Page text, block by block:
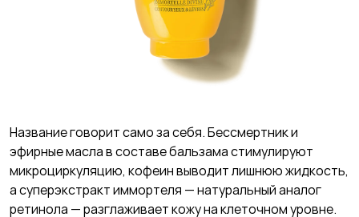
Название говорит само за себя. Бессмертник и
эфирные масла в составе бальзама стимулируют
микроциркуляцию, кофеин выводит лишнюю жидкость,
а суперэкстракт иммортеля — натуральный аналог
ретинола — разглаживает кожу на клеточном уровне.